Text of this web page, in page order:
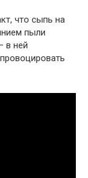
что сыпь на
пыли
в ней